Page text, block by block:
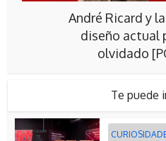
André Ricard y
diseño actual
olvidado
Te puede